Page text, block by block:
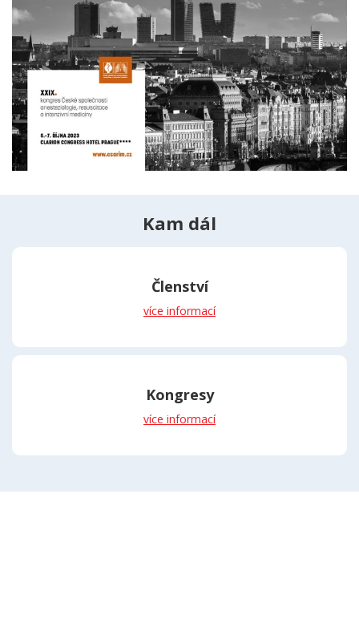
Kam dál
Členství
více informací
Kongresy
více informací